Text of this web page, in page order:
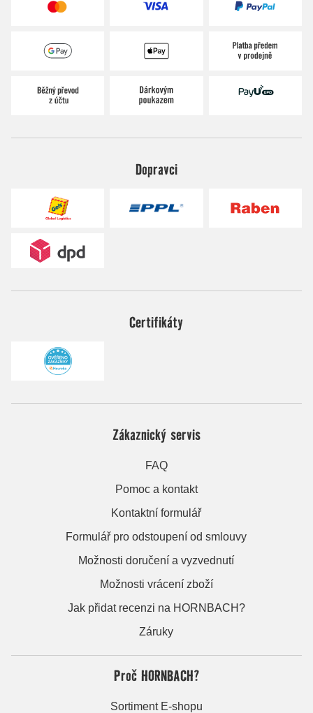
Dopravci
Certifikáty
Zákaznický servis
FAQ
Pomoc a kontakt
Kontaktní formulář
Formulář pro odstoupení od smlouvy
Možnosti doručení a vyzvednutí
Možnosti vrácení zboží
Jak přidat recenzi na HORNBACH?
Záruky
Proč HORNBACH?
Sortiment E-shopu